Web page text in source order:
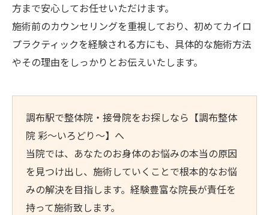
方まで安心してお任せいただけます。
施術前のカウンセリングを重視しており、初めてカイロ
プラクティックを経験される方にも、具体的な施術方法
やその理由をしっかりとお伝えいたします。
調布駅で整体院・接骨院をお探しなら【調布整体
院 彩～いろどり～】へ
当院では、あなたのお身体のお悩みの本当の原因
を見つけ出し、施術していくことで根本的なお悩
みの解決を目指します。経験豊富な院長が責任を
持って施術致します。